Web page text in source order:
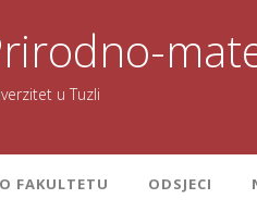
u Tuzli
O FAKULTETU ODSJECI